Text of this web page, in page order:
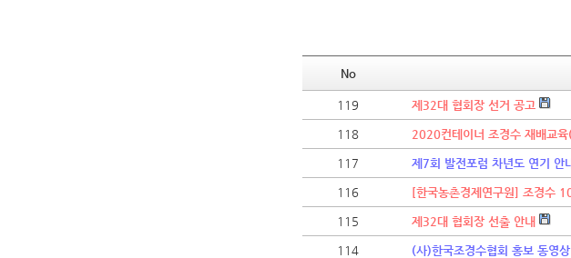
No
119 제32대 협회장 선거 공고
118 2020컨테이너 조경수 재배교육
117 제7회 발전포럼 차년도 연기 안
116 [한국농촌경제연구원] 조경수
115 제32대 협회장 선출 안내
114 (사)한국조경수협회 홍보 동영상